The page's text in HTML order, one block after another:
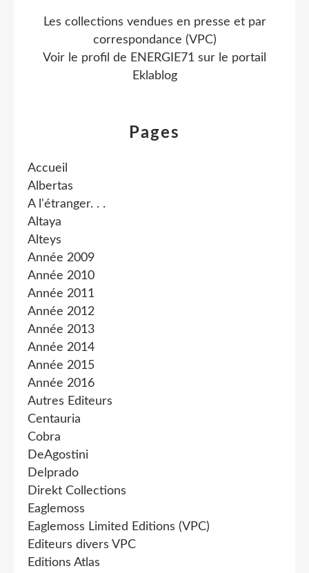
Pages
Accueil
Albertas
A l'étranger. . .
Altaya
Alteys
Année 2009
Année 2010
Année 2011
Année 2012
Année 2013
Année 2014
Année 2015
Année 2016
Autres Editeurs
Centauria
Cobra
DeAgostini
Delprado
Direkt Collections
Eaglemoss
Eaglemoss Limited Editions (VPC)
Editeurs divers VPC
Editions Atlas
Les collections vendues en presse et par
correspondance (VPC)
Voir le profil de ENERGIE71 sur le portail
Eklablog